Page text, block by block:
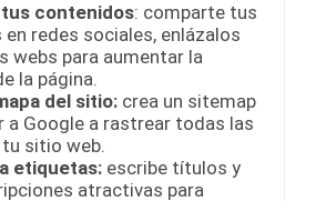
contenidos: comparte tus
redes sociales, enlázalos
webs para aumentar la
la página.
del sitio: crea un sitemap
a Google a rastrear todas las
sitio web.
etiquetas: escribe títulos y
atractivas para